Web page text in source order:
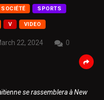
SOCIÉTÉ SPORTS
V VIDEO
22, 2024 0
se rassemblera à New